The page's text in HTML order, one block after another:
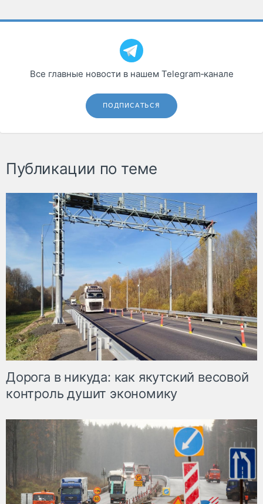
Все главные новости в нашем Telegram‑канале
ПОДПИСАТЬСЯ
Публикации по теме
Дорога в никуда: как якутский весовой
контроль душит экономику